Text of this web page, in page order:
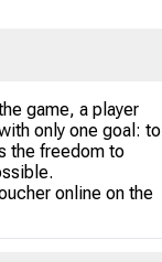
game, a player
only one goal: to
the freedom to
online on the